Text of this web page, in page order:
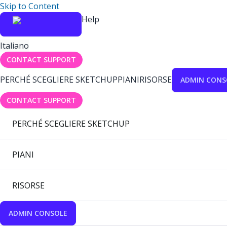
Skip to Content
Help
Italiano
CONTACT SUPPORT
PERCHÉ SCEGLIERE SKETCHUPPIANIRISORSE ADMIN
CONTACT SUPPORT
PERCHÉ SCEGLIERE SKETCHUP
PIANI
RISORSE
ADMIN CONSOLE